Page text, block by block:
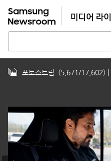
포토스트림 (5,671/17,602)